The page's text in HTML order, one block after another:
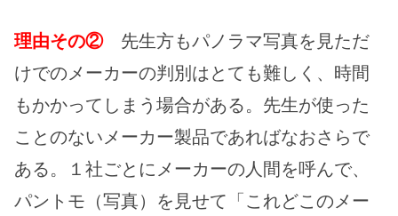
理由その②先生方もパノラマ写真を見ただ
けでのメーカーの判別はとても難しく、時間
もかかってしまう場合がある。先生が使った
ことのないメーカー製品であればなおさらで
ある。１社ごとにメーカーの人間を呼んで、
パントモ（写真）を見せて「これどこのメー